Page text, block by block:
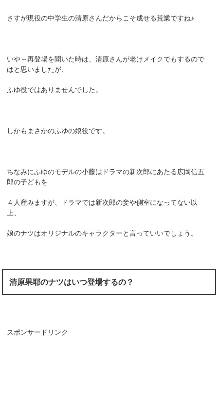
さすが現役の中学生の清原さんだからこそ成せる荒業ですね♪
いや～再登場を聞いた時は、清原さんが老けメイクでもするので
はと思いましたが、
ふゆ役ではありませんでした。
しかもまさかのふゆの娘役です。
ちなみにふゆのモデルの小藤はドラマの新次郎にあたる広岡信五
郎の子どもを
４人産みますが、ドラマでは新次郎の妾や側室になってない以
上、
娘のナツはオリジナルのキャラクターと言っていいでしょう。
清原果耶のナツはいつ登場するの？
スポンサードリンク